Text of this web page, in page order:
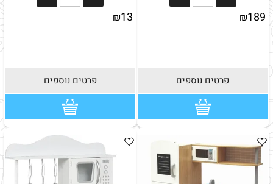
₪189
פרטים נוספים
₪13
פרטים נוספים